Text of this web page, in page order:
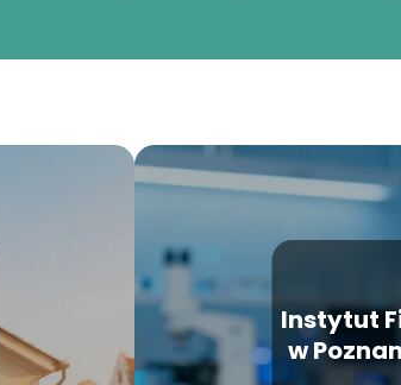
Instytut
w